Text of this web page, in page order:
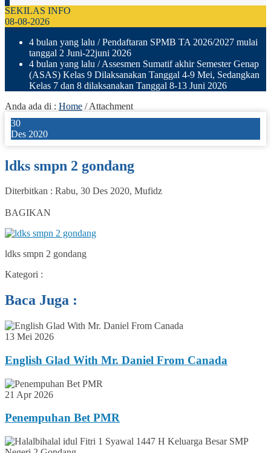
SEKILAS INFO
08-08-2026
4 bulan yang lalu / Pendaftaran SPMB TA 2026/2027 mulai
tanggal 2 Juni-22juni 2026
4 bulan yang lalu / Assesmen Sumatif akhir Semester Genap
(ASAS) Kelas 9 Dilaksanakan Tanggal 4-9 Mei, Sedangkan
Kelas 7 dan 8 dilaksanakan Tanggal 8-13 Juni 2026
Anda ada di : Home / Attachment
30
Des 2020
ldks smpn 2 gondang
Diterbitkan : Rabu, 30 Des 2020, Mufidz
BAGIKAN
ldks smpn 2 gondang
Kategori :
Baca Juga :
13 Mei 2026
English Glad With Mr. Daniel From Canada
21 Apr 2026
Penempuhan Bet PMR